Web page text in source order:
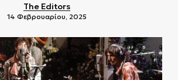
The Editors
14 Φεβρουαρίου, 2025